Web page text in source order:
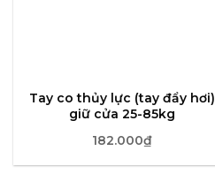
Tay co thủy lực (tay đẩy hơi)
giữ cửa 25-85kg
182.000₫